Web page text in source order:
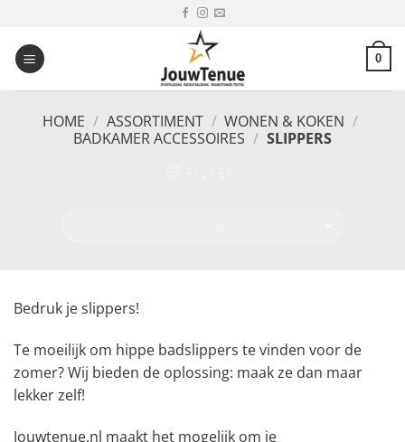
inhoud
0
HOME / ASSORTIMENT / WONEN & KOKEN /
BADKAMER ACCESSOIRES / SLIPPERS
Bedruk je slippers!
Te moeilijk om hippe badslippers te vinden voor de
zomer? Wij bieden de oplossing: maak ze dan maar
lekker zelf!
Jouwtenue.nl maakt het mogelijk om je